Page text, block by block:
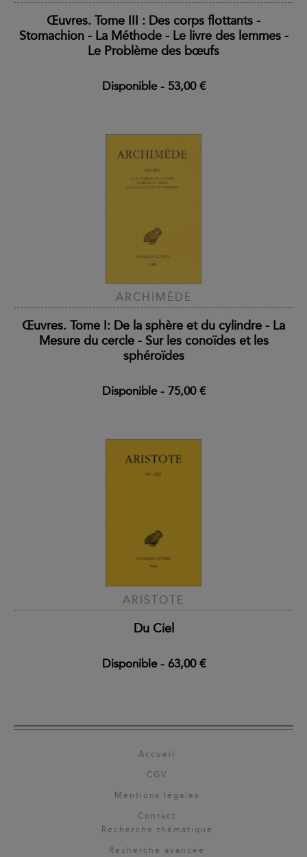
Œuvres. Tome III : Des corps flottants -
Stomachion - La Méthode - Le livre des lemmes -
Le Problème des bœufs
Disponible- 53,00 €
ARCHIMÈDE
Œuvres. Tome I: De la sphère et du cylindre - La
Mesure du cercle - Sur les conoïdes et les
sphéroïdes
Disponible- 75,00 €
ARISTOTE
Du Ciel
Disponible- 63,00 €
Accueil
CGV
Mentions légales
Contact
Recherche thématique
Recherche avancée